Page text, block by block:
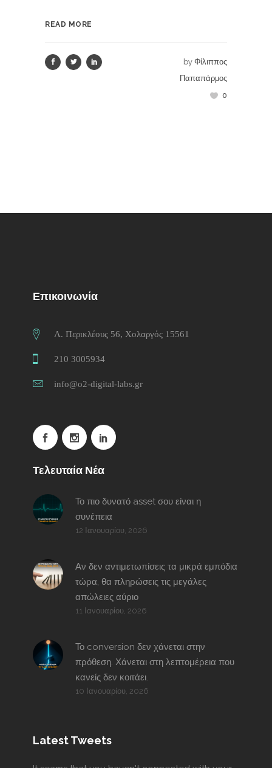
READ MORE
by Φίλιππος
Παπαπάρμος
0
Επικοινωνία
Λ. Περικλέους 56, Χολαργός 15561
210 3005934
info@o2-digital-labs.gr
Τελευταία Νέα
Το πιο δυνατό asset σου είναι η
συνέπεια
12 Ιανουαρίου, 2026
Αν δεν αντιμετωπίσεις τα μικρά εμπόδια
τώρα, θα πληρώσεις τις μεγάλες
απώλειες αύριο
11 Ιανουαρίου, 2026
Το conversion δεν χάνεται στην
πρόθεση. Χάνεται στη λεπτομέρεια που
κανείς δεν κοιτάει.
10 Ιανουαρίου, 2026
Latest Tweets